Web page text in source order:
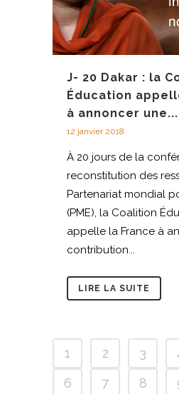
J- 20 Dakar : la
Éducation
à annoncer une...
12 janvier 2018
À 20 jours de la
reconstitution des
Partenariat mondial
(PME), la Coalition
appelle la France à
contribution...
LIRE LA SUITE
1 2 3
6
7 8